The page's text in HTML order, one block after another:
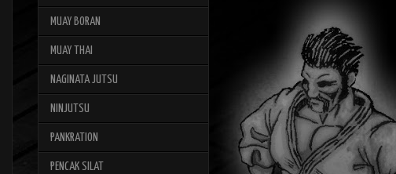
MUAY BORAN
MUAY THAI
NAGINATA JUTSU
NINJUTSU
PANKRATION
PENCAK SILAT